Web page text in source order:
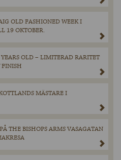
OLD FASHIONED WEEK I
19 OKTOBER.
OLD – LIMITERAD RARITET
FINISH
MÄSTARE I
THE BISHOPS ARMS VASAGATAN